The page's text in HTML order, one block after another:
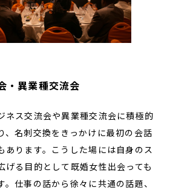
・異業種交流会
ネス交流会や異業種交流会に積極的
、名刺交換をきっかけに最初の会話
あります。こうした場には自身のス
げる目的として既婚女性出会っても
仕事の話から徐々に共通の話題、